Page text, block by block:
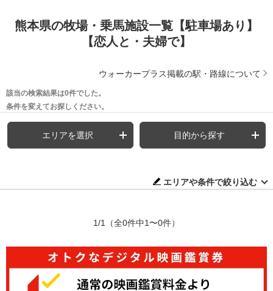
熊本県の牧場・乗馬施設一覧【駐車場あり】
【恋人と・夫婦で】
ウォーカープラス掲載の駅・路線について
該当の検索結果は0件でした。
条件を変えてお探しください。
エリアを選択 目的から探す
エリアや条件で絞り込む
1/1 （全0件中1〜0件）